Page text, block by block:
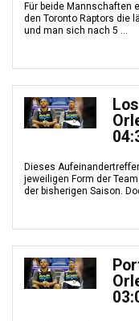
Für beide Mannschaften
den Toronto Raptors die
und man sich nach 5 ...
Dieses
jeweiligen Form der
der bisherigen Saison.